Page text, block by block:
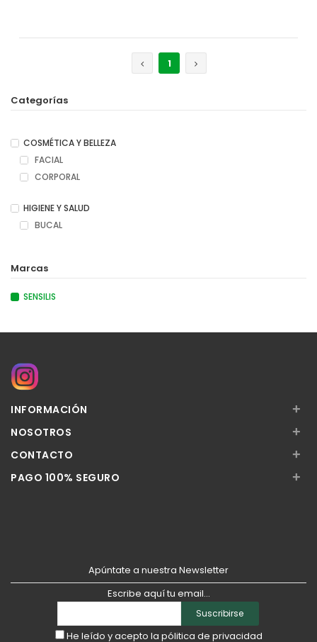
1
Categorías
COSMÉTICA Y BELLEZA
FACIAL
CORPORAL
HIGIENE Y SALUD
BUCAL
Marcas
SENSILIS
INFORMACIÓN +
NOSOTROS +
CONTACTO +
PAGO 100% SEGURO +
Apúntate a nuestra Newsletter
Escribe aquí tu email...
Suscribirse
He leído y acepto la pólitica de privacidad